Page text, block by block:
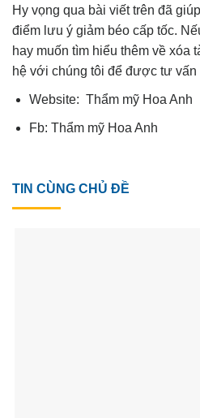
Hy vọng qua bài viết trên đã
điểm lưu ý giảm béo cấp tốc.
hay muốn tìm hiểu thêm về xóa
hệ với chúng tôi để được tư vấn
Website: Thẩm mỹ Hoa Anh
Fb: Thẩm mỹ Hoa Anh
TIN CÙNG CHỦ ĐỀ